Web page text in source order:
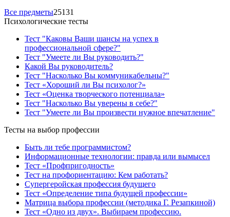
Все предметы25131
Психологические тесты
Тест "Каковы Ваши шансы на успех в
профессиональной сфере?"
Тест "Умеете ли Вы руководить?"
Какой Вы руководитель?
Тест "Насколько Вы коммуникабельны?"
Тест «Хороший ли Вы психолог?»
Тест «Оценка творческого потенциала»
Тест "Насколько Вы уверены в себе?"
Тест "Умеете ли Вы произвести нужное впечатление"
Тесты на выбор профессии
Быть ли тебе программистом?
Информационные технологии: правда или вымысел
Тест «Профпригодность»
Тест на профориентацию: Кем работать?
Супергеройская профессия будущего
Тест «Определение типа будущей профессии»
Матрица выбора профессии (методика Г. Резапкиной)
Тест «Одно из двух». Выбираем профессию.